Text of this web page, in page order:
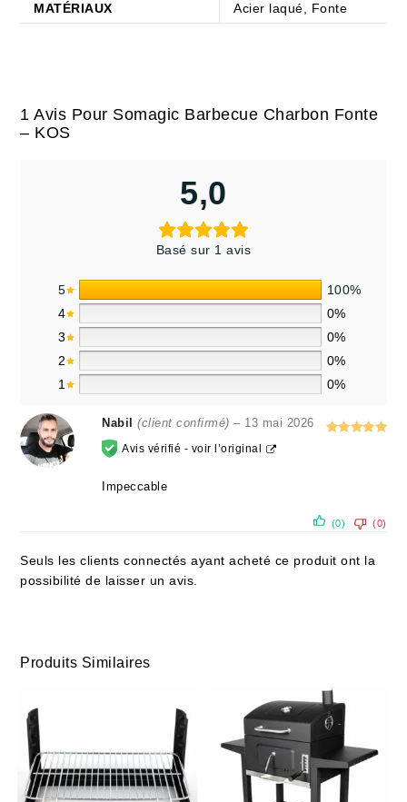
MATÉRIAUX Acier laqué, Fonte
1 Avis Pour Somagic Barbecue Charbon Fonte
– KOS
5,0
Basé sur 1 avis
5
100%
4
0%
3
0%
2
0%
1
0%
Nabil(client confirmé) – 13 mai 2026
Avis vérifié - voir l’original
Impeccable
(0) (0)
Seuls les clients connectés ayant acheté ce produit ont la
possibilité de laisser un avis.
Produits Similaires